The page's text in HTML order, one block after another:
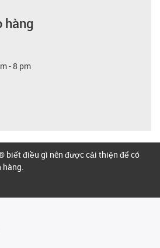
hàng
- 8 pm
biết điều gì nên được cải thiện để có
hàng.